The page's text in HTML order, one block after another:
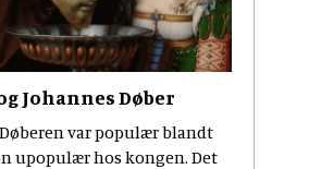
Johannes Døber
var populær blandt
upopulær hos kongen. Det